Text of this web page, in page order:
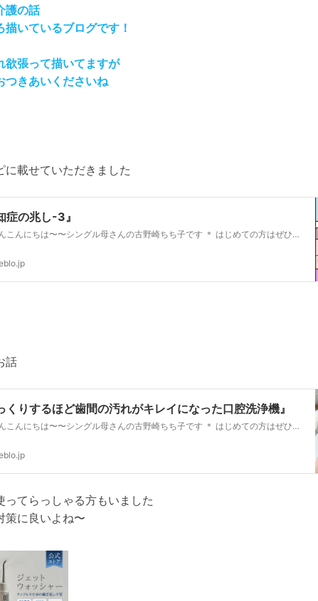
護の話
描いているブログです！
欲張って描いてますが
つきあいくださいね
に載せていただきました
症の兆し-3』
みなさんこんにちは〜〜シングル母さんの古野崎ちち子です ＊ はじめての方はぜひ！→登場人物紹介 離婚の漫画子どもたちとのシンママ生活日々のこと、…
話
くりするほど歯間の汚れがキレイになった口腔洗浄機』
みなさんこんにちは〜〜シングル母さんの古野崎ちち子です ＊ はじめての方はぜひ！→登場人物紹介 離婚の漫画子どもたちとのシンママ生活日々のこと、…
ってらっしゃる方もいました
策に良いよね〜